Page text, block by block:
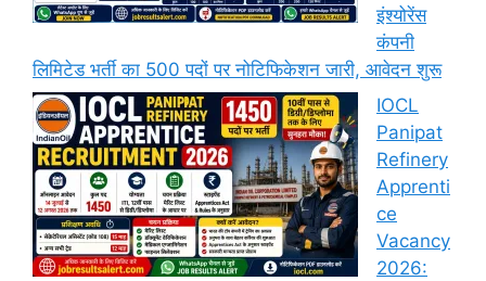
इंश्योरेंस
कंपनी
लिमिटेड भर्ती का 500 पदों पर नोटिफिकेशन जारी, आवेदन शुरू
IOCL
Panipat
Refinery
Apprenti
ce
Vacancy
2026: